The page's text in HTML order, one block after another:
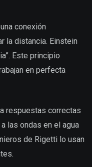
conexión
la distancia. Einstein
Este principio
en perfecta
respuestas correctas
las ondas en el agua
de Rigetti lo usan